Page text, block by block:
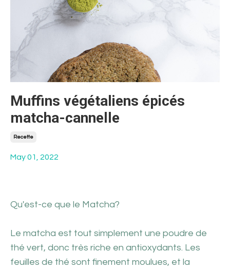
Muffins végétaliens épicés
matcha-cannelle
Recette
May 01, 2022
Qu'est-ce que le Matcha?
Le matcha est tout simplement une poudre de
thé vert, donc très riche en antioxydants. Les
feuilles de thé sont finement moulues, et la